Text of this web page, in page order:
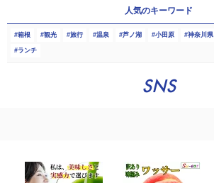
人気のキーワード
箱根 観光 旅行 温泉 芦ノ湖 小田原 神奈川県
ランチ
SNS